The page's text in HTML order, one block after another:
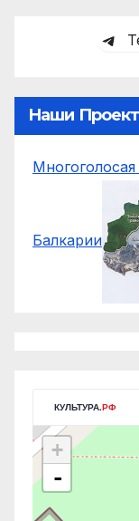
Наши
Балкарии